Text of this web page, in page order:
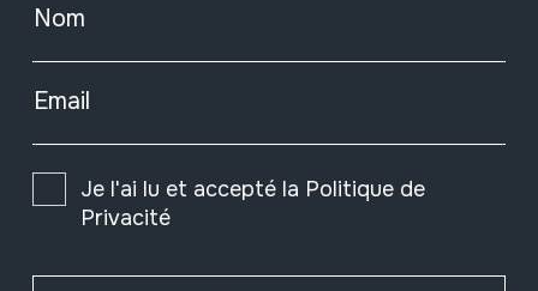
Nom
Email
Je l'ai lu et accepté la Politique de
Privacité